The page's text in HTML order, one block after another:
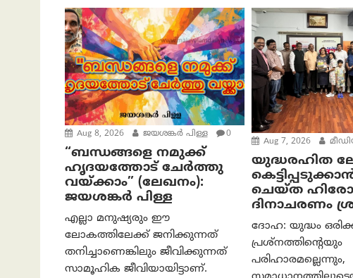
Aug 8, 2026 ജയശങ്കര്‍ പിള്ള 0
“ബന്ധങ്ങളെ നമുക്ക്
ഹൃദയത്തോട് ചേർത്തു
വയ്ക്കാം” (ലേഖനം):
ജയശങ്കര്‍ പിള്ള
എല്ലാ മനുഷ്യരും ഈ
ലോകത്തിലേക്ക് ജനിക്കുന്നത്
തനിച്ചാണെങ്കിലും ജീവിക്കുന്നത്
സാമൂഹിക ജീവിയായിട്ടാണ്.
Aug 7, 2026
യുദ്ധരഹിത
ചെയ്ത
ദിനാചരണം
ദോഹ: യുദ്ധം
പ്രശ്‌നത്തിന്റെയും
പരിഹാരമല്ലെന്നും,